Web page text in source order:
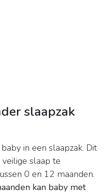
slaapzak
in een slaapzak. Dit
slaap te
0 en 12 maanden.
kan baby met